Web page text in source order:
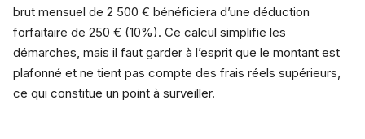
brut mensuel de 2 500 € bénéficiera d’une déduction
forfaitaire de 250 € (10%). Ce calcul simplifie les
démarches, mais il faut garder à l’esprit que le montant est
plafonné et ne tient pas compte des frais réels supérieurs,
ce qui constitue un point à surveiller.